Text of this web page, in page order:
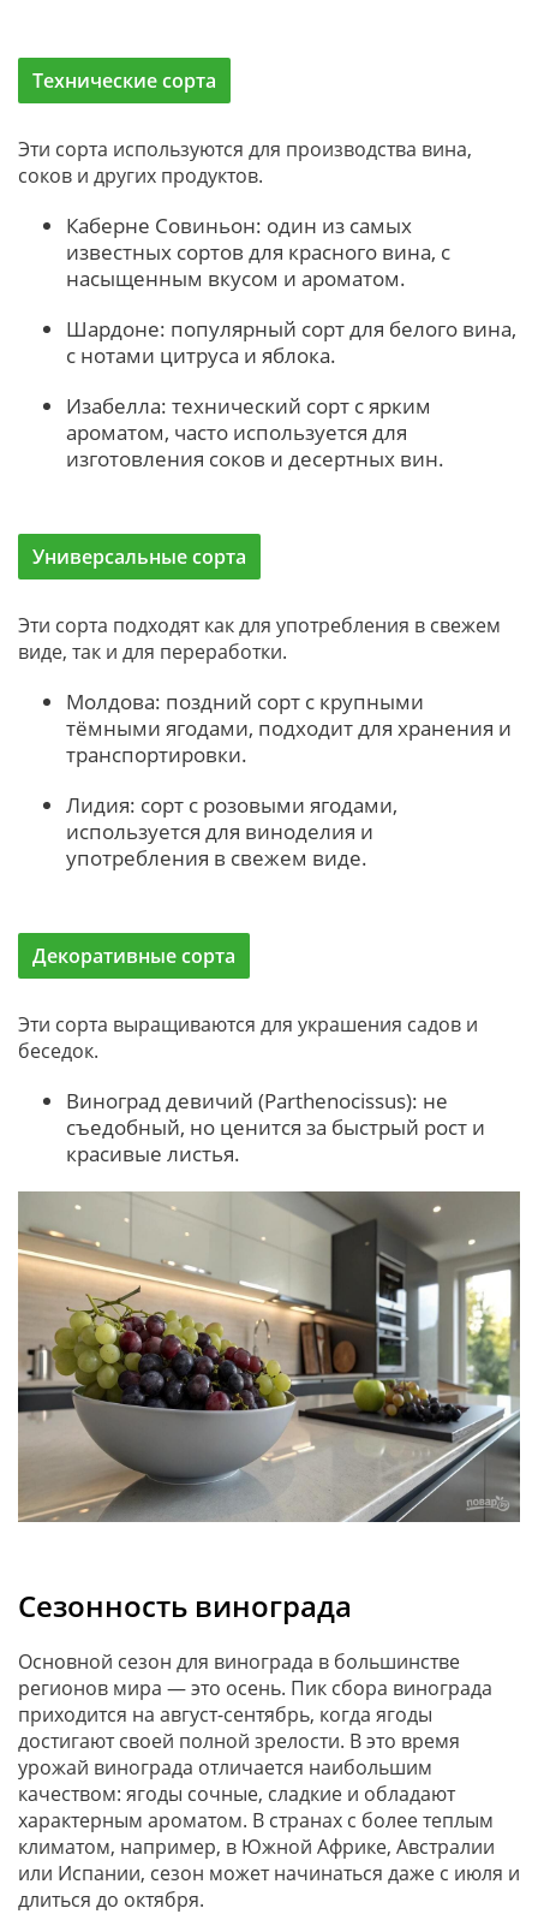
Технические сорта
Эти сорта используются для производства вина,
соков и других продуктов.
Каберне Совиньон: один из самых
известных сортов для красного вина, с
насыщенным вкусом и ароматом.
Шардоне: популярный сорт для белого вина,
с нотами цитруса и яблока.
Изабелла: технический сорт с ярким
ароматом, часто используется для
изготовления соков и десертных вин.
Универсальные сорта
Эти сорта подходят как для употребления в свежем
виде, так и для переработки.
Молдова: поздний сорт с крупными
тёмными ягодами, подходит для хранения и
транспортировки.
Лидия: сорт с розовыми ягодами,
используется для виноделия и
употребления в свежем виде.
Декоративные сорта
Эти сорта выращиваются для украшения садов и
беседок.
Виноград девичий (Parthenocissus): не
съедобный, но ценится за быстрый рост и
красивые листья.
Сезонность винограда
Основной сезон для винограда в большинстве
регионов мира — это осень. Пик сбора винограда
приходится на август-сентябрь, когда ягоды
достигают своей полной зрелости. В это время
урожай винограда отличается наибольшим
качеством: ягоды сочные, сладкие и обладают
характерным ароматом. В странах с более теплым
климатом, например, в Южной Африке, Австралии
или Испании, сезон может начинаться даже с июля и
длиться до октября.